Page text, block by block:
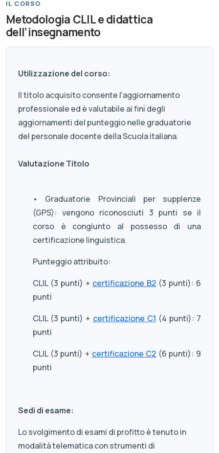
IL CORSO
Metodologia CLIL e didattica
dell’insegnamento
Utilizzazione del corso:
Il titolo acquisito consente l'aggiornamento
professionale ed è valutabile ai fini degli
aggiornamenti del punteggio nelle graduatorie
del personale docente della Scuola italiana.
Valutazione Titolo
• Graduatorie Provinciali per supplenze
(GPS): vengono riconosciuti 3 punti se il
corso è congiunto al possesso di una
certificazione linguistica.
Punteggio attribuito:
CLIL (3 punti) + certificazione B2 (3 punti): 6
punti
CLIL (3 punti) + certificazione C1 (4 punti): 7
punti
CLIL (3 punti) + certificazione C2 (6 punti): 9
punti
Sedi di esame:
Lo svolgimento di esami di profitto è tenuto in
modalità telematica con strumenti di